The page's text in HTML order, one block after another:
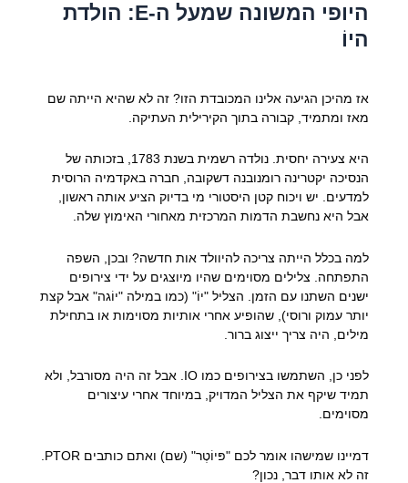
היופי המשונה שמעל ה-Е: הולדת
היוֹ
אז מהיכן הגיעה אלינו המכובדת הזו? זה לא שהיא הייתה שם
מאז ומתמיד, קבורה בתוך הקירילית העתיקה.
היא צעירה יחסית. נולדה רשמית בשנת 1783, בזכותה של
הנסיכה יקטרינה רומנובנה דשקובה, חברה באקדמיה הרוסית
למדעים. יש ויכוח קטן היסטורי מי בדיוק הציע אותה ראשון,
אבל היא נחשבת הדמות המרכזית מאחורי האימוץ שלה.
למה בכלל הייתה צריכה להיוולד אות חדשה? ובכן, השפה
התפתחה. צלילים מסוימים שהיו מיוצגים על ידי צירופים
ישנים השתנו עם הזמן. הצליל "יוֹ" (כמו במילה "יוֹגה" אבל קצת
יותר עמוק ורוסי), שהופיע אחרי אותיות מסוימות או בתחילת
מילים, היה צריך ייצוג ברור.
לפני כן, השתמשו בצירופים כמו IO. אבל זה היה מסורבל, ולא
תמיד שיקף את הצליל המדויק, במיוחד אחרי עיצורים
מסוימים.
זה לא אותו דבר, נכון?